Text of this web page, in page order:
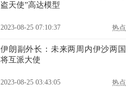
盗天使”高达模型
2023-08-25 07:10:37 热点
伊朗副外长：未来两周内伊沙两国
将互派大使
2023-08-25 03:43:05 热点